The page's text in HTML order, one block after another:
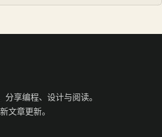
享编程、设计与阅读。
文章更新。